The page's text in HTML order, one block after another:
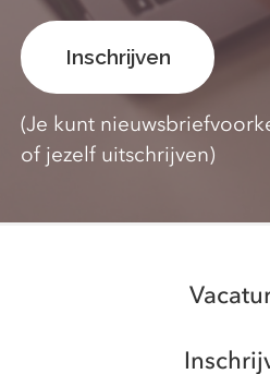
(Je kunt
of jezelf uitschrijven)